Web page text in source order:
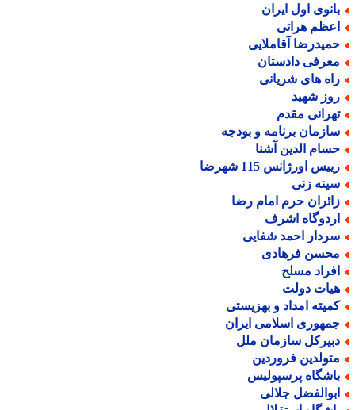
اول ایران
هراتی
آقاملایی
دادستان
های شریانی
شهید
مقدم
برنامه و بودجه
الدین آشنا
اورژانس 115 شهرضا
زنی
حرم امام رضا
اشرف
احمد شفایی
فرهادی
مسلح
دولت
امداد و بهزیستی
اسلامی ایران
سازمان ملل
فروردین
پرسپولیس
جلالی